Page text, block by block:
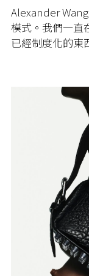
Alexander
模式。我們一直
已經制度化的東